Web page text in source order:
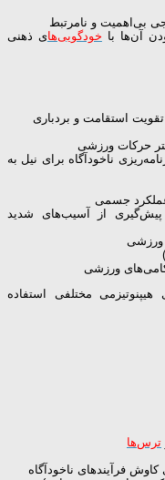
بی‌اهمیت و نامرتبط
آن‌ها با خودگویی‌های ذهنی
استقامت و بردباری
حرکات ورزشی
ناخودآگاه برای نیل به
عملکرد جسمی
پیش‌گیری از آسیب‌های شدید
ورزشی
ورزشی
مختلفی استفاده
ترس‌ها
كاوش فرآیندهای ناخودآگاه